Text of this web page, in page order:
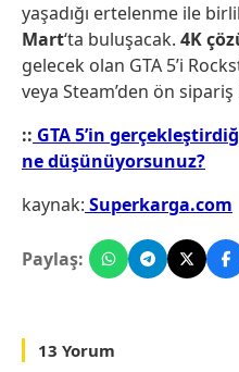
yaşadığı ertelenme ile
Mart‘ta buluşacak. 4K
gelecek olan GTA 5’i
veya Steam’den ön
:: GTA 5’in
ne düşünüyorsunuz?
kaynak: Superkarga.com
Paylaş:
13 Yorum